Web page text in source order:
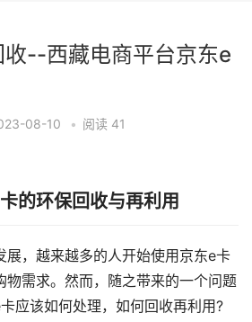
--西藏电商平台京东e
08-10 • 阅读 41
的环保回收与再利用
展，越来越多的人开始使用京东e卡
物需求。然而，随之带来的一个问题
应该如何处理，如何回收再利用?